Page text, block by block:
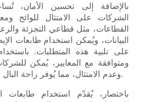
بالإضافة إلى تحسين الأمان،
الشركات على الامتثال للوائح
القطاعات، مثل قطاعي التجزئة
البيانات، ويُمكن استخدام طابعات
على تلبية هذه المتطلبات.
ومتوافقة مع المعايير، يُمكن
وعدم الامتثال، مما يُوفر راحة البال للعملاء والموظفين على حدٍ سواء.
باختصار، يُقدّم استخدام طابعات